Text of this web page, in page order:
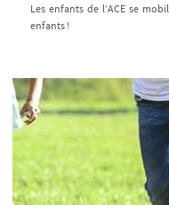
Les enfants de l’ACE se
enfants !